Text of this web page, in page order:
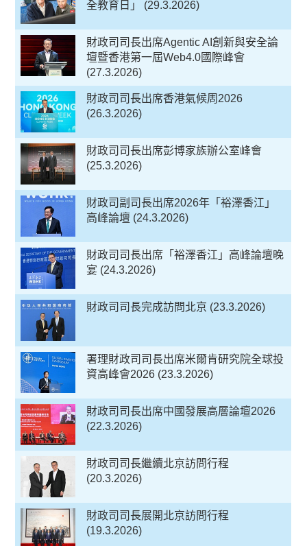
全教育日」 (29.3.2026)
財政司司長出席Agentic AI創新與安全論
壇暨香港第一屆Web4.0國際峰會
(27.3.2026)
財政司司長出席香港氣候周2026
(26.3.2026)
財政司司長出席彭博家族辦公室峰會
(25.3.2026)
財政司副司長出席2026年「裕澤香江」
高峰論壇 (24.3.2026)
財政司司長出席「裕澤香江」高峰論壇晚
宴 (24.3.2026)
財政司司長完成訪問北京 (23.3.2026)
署理財政司司長出席米爾肯研究院全球投
資高峰會2026 (23.3.2026)
財政司司長出席中國發展高層論壇2026
(22.3.2026)
財政司司長繼續北京訪問行程
(20.3.2026)
財政司司長展開北京訪問行程
(19.3.2026)